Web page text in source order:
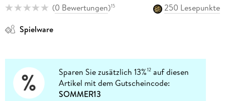
(0 Bewertungen)15
250 Lesepunkte
Spielware
Sparen Sie zusätzlich 13%12 auf diesen
Artikel mit dem Gutscheincode:
SOMMER13